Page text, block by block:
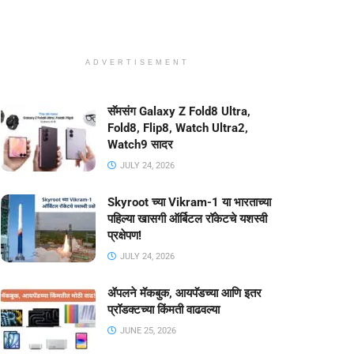
ADVERTISEMENT
सॅमसंग Galaxy Z Fold8 Ultra,
Fold8, Flip8, Watch Ultra2,
Watch9 सादर
JULY 24, 2026
Skyroot च्या Vikram-1 या भारताच्या
पहिल्या खासगी ऑर्बिटल रॉकेटचे यशस्वी
प्रक्षेपण!
JULY 24, 2026
ॲपलने मॅकबुक, आयपॅडच्या आणि इतर
प्रॉडक्टच्या किंमती वाढवल्या
JUNE 25, 2026